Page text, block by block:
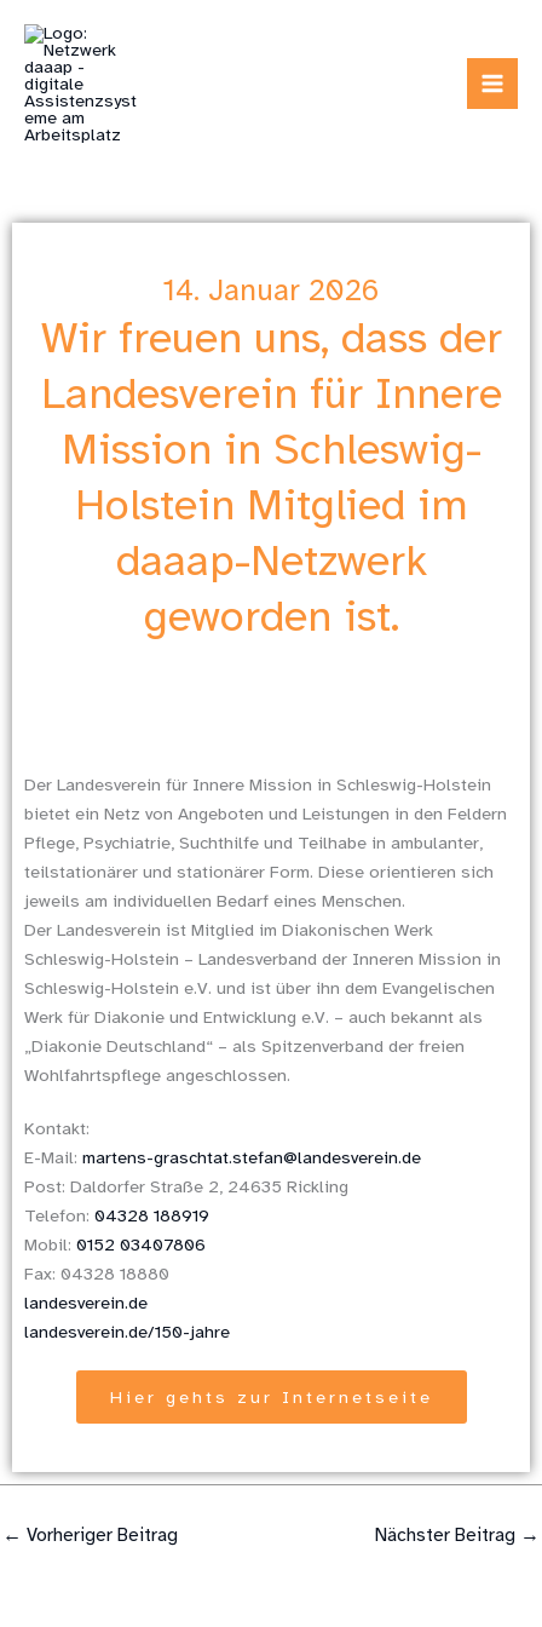
Inhalt
springen
14. Januar 2026
Wir freuen uns, dass der
Landesverein für Innere
Mission in Schleswig-
Holstein Mitglied im
daaap-Netzwerk
geworden ist.
Der Landesverein für Innere Mission in Schleswig-Holstein
bietet ein Netz von Angeboten und Leistungen in den Feldern
Pflege, Psychiatrie, Suchthilfe und Teilhabe in ambulanter,
teilstationärer und stationärer Form. Diese orientieren sich
jeweils am individuellen Bedarf eines Menschen.
Der Landesverein ist Mitglied im Diakonischen Werk
Schleswig-Holstein – Landesverband der Inneren Mission in
Schleswig-Holstein e.V. und ist über ihn dem Evangelischen
Werk für Diakonie und Entwicklung e.V. – auch bekannt als
„Diakonie Deutschland“ – als Spitzenverband der freien
Wohlfahrtspflege angeschlossen.
Kontakt:
E-Mail: martens-graschtat.stefan@landesverein.de
Post: Daldorfer Straße 2, 24635 Rickling
Telefon: 04328 188919
Mobil: 0152 03407806
Fax: 04328 18880
landesverein.de
landesverein.de/150-jahre
Hier gehts zur Internetseite
← Vorheriger Beitrag Nächster Beitrag →